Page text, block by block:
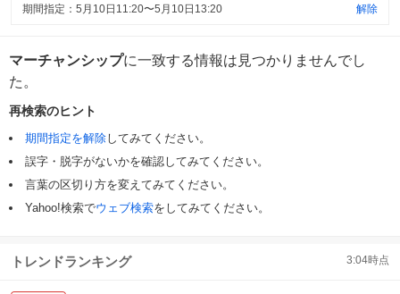
消
期間指定： 5月10日11:20〜5月10日13:20 解除
マーチャンシップに一致する情報は見つかりませんでし
た。
再検索のヒント
期間指定を解除してみてください。
誤字・脱字がないかを確認してみてください。
言葉の区切り方を変えてみてください。
Yahoo!検索でウェブ検索をしてみてください。
トレンドランキング 3:04時点